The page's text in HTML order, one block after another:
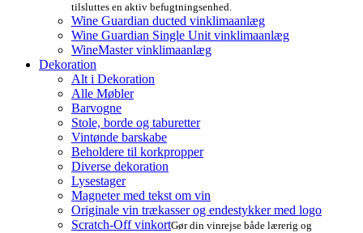
tilsluttes en aktiv befugtningsenhed.
Wine Guardian ducted vinklimaanlæg
Wine Guardian Single Unit vinklimaanlæg
WineMaster vinklimaanlæg
Dekoration
Alt i Dekoration
Alle Møbler
Barvogne
Stole, borde og taburetter
Vintønde barskabe
Beholdere til korkpropper
Diverse dekoration
Lysestager
Magneter med tekst om vin
Originale vin trækasser og endestykker med logo
Scratch-Off vinkortGør din vinrejse både lærerig og